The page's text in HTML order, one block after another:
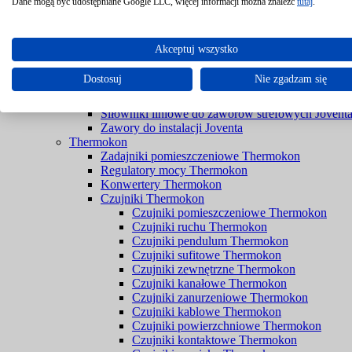
Siłowniki do przepustnic bez sprężyny powrotnej
Siłowniki do przepustnic ze sprężyną powrotną
Siłowniki do rozwiązań przeciwpożarowych
Siłowniki do zaworów bez spreżyny powrotnej
Siłowniki liniowe do zaworów strefowych Joventa
Zawory do instalacji Joventa
Thermokon
Zadajniki pomieszczeniowe Thermokon
Regulatory mocy Thermokon
Konwertery Thermokon
Czujniki Thermokon
Czujniki pomieszczeniowe Thermokon
Czujniki ruchu Thermokon
Czujniki pendulum Thermokon
Czujniki sufitowe Thermokon
Czujniki zewnętrzne Thermokon
Czujniki kanałowe Thermokon
Czujniki zanurzeniowe Thermokon
Czujniki kablowe Thermokon
Czujniki powierzchniowe Thermokon
Czujniki kontaktowe Thermokon
Akceptuj wszystko
Dostosuj Nie zgadzam się